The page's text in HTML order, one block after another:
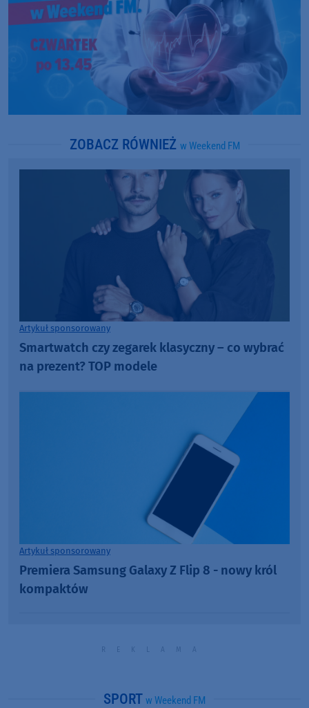
ZOBACZ RÓWNIEŻ w Weekend FM
Artykuł sponsorowany
Smartwatch czy zegarek klasyczny – co wybrać
na prezent? TOP modele
Artykuł sponsorowany
Premiera Samsung Galaxy Z Flip 8 - nowy król
kompaktów
SPORT w Weekend FM